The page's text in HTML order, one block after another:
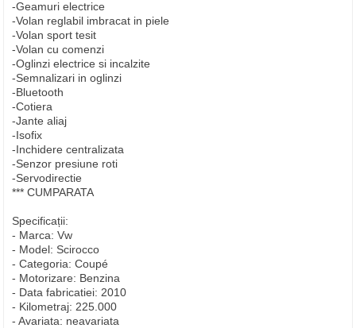
-Geamuri electrice
-Volan reglabil imbracat in piele
-Volan sport tesit
-Volan cu comenzi
-Oglinzi electrice si incalzite
-Semnalizari in oglinzi
-Bluetooth
-Cotiera
-Jante aliaj
-Isofix
-Inchidere centralizata
-Senzor presiune roti
-Servodirectie
*** CUMPARATA
Specificații:
- Marca: Vw
- Model: Scirocco
- Categoria: Coupé
- Motorizare: Benzina
- Data fabricatiei: 2010
- Kilometraj: 225.000
- Avariata: neavariata